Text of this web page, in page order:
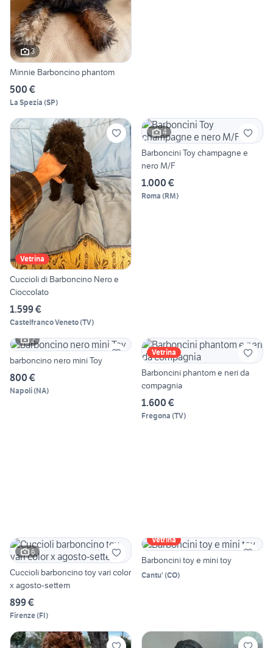
3
Minnie Barboncino phantom
500 €
La Spezia (SP)
Vetrina
Cuccioli di Barboncino Nero e
Cioccolato
1.599 €
Castelfranco Veneto(TV)
4
Barboncini Toy champagne e
nero M/F
1.000 €
Roma (RM)
2
barboncino nero mini Toy
800 €
Napoli(NA)
Vetrina
Barboncini phantom e neri da
compagnia
1.600 €
Fregona (TV)
6
Cuccioli barboncino toy vari color
x agosto-settem
899 €
Firenze(FI)
Vetrina
Barboncini toy e mini toy
Cantu' (CO)